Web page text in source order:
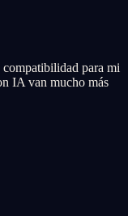
para mi
IA van mucho más